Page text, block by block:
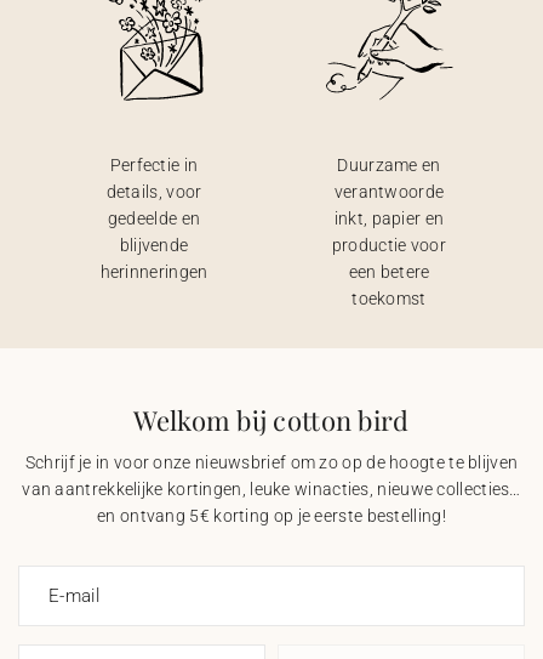
Perfectie in
details, voor
gedeelde en
blijvende
herinneringen
Duurzame en
verantwoorde
inkt, papier en
productie voor
een betere
toekomst
Welkom bij cotton bird
Schrijf je in voor onze nieuwsbrief om zo op de hoogte te blijven
van aantrekkelijke kortingen, leuke winacties, nieuwe collecties…
en ontvang 5€ korting op je eerste bestelling!
E-mail